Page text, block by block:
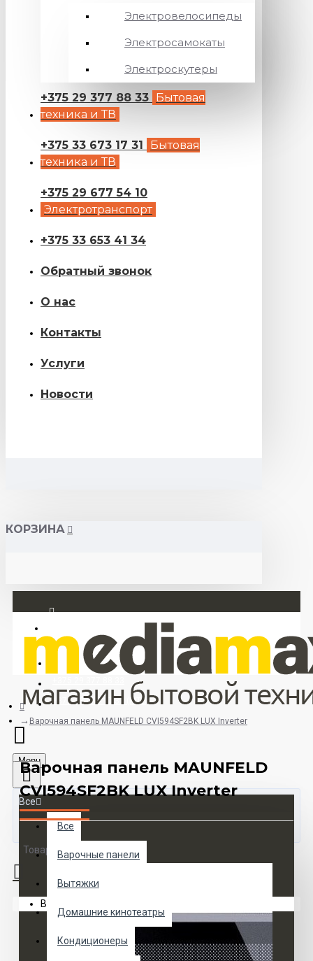
Электровелосипеды
Электросамокаты
Электроскутеры
+375 29 377 88 33 Бытовая
техника и ТВ
+375 33 673 17 31
Бытовая
техника и ТВ
+375 29 677 54 10
Электротранспорт
+375 33 653 41 34
Обратный звонок
О нас
Контакты
Услуги
Новости
КОРЗИНА
Регистрация
+375 33 673 17 31 (МТС)
Menu
Все
Все
Варочные панели
Вытяжки
Домашние кинотеатры
Кондиционеры
Товаров 0 (0 руб.)
Ваша корзина пуста!
Варочная панель MAUNFELD CVI594SF2BK LUX Inverter
Варочная панель MAUNFELD
CVI594SF2BK LUX Inverter